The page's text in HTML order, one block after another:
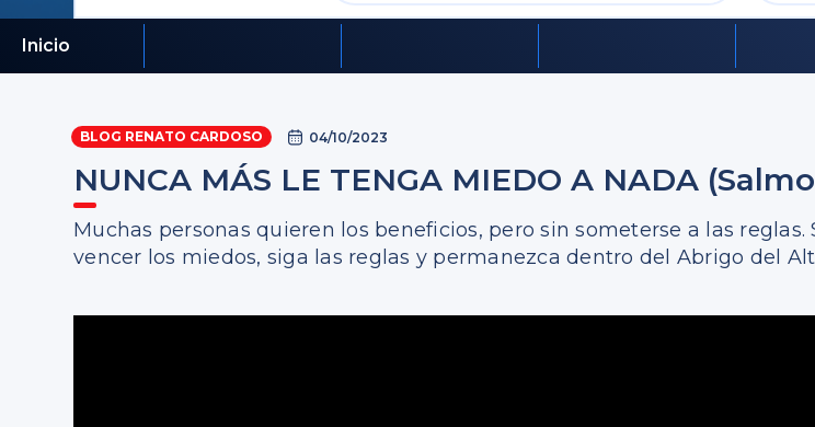
Inicio
BLOG RENATO CARDOSO 04/10/2023
NUNCA MÁS LE TENGA MIEDO A NADA
Muchas personas quieren los beneficios, pero sin someterse a las reglas.
vencer los miedos, siga las reglas y permanezca dentro del Abrigo del